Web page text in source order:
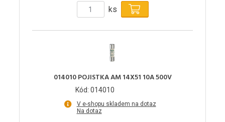
ks
014010 POJISTKA AM 14X51 10A 500V
Kód: 014010
V e-shopu skladem na dotaz
Na dotaz